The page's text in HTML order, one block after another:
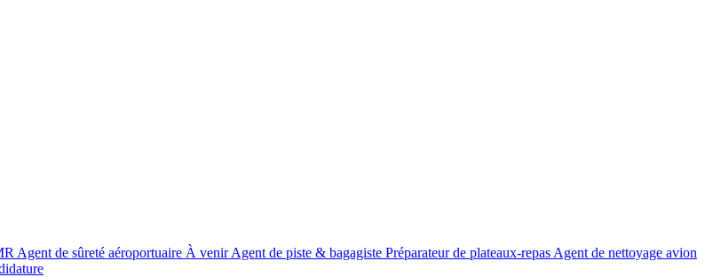
Agent de sûreté aéroportuaire À venir Agent de piste & bagagiste Préparateur de plateaux-repas Agent de nettoyage avion